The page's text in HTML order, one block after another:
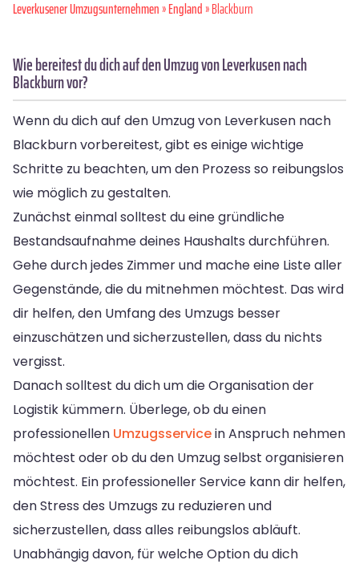
Leverkusener Umzugsunternehmen»England» Blackburn
Wie bereitest du dich auf den Umzug von Leverkusen nach
Blackburn vor?
Wenn du dich auf den Umzug von Leverkusen nach
Blackburn vorbereitest, gibt es einige wichtige
Schritte zu beachten, um den Prozess so reibungslos
wie möglich zu gestalten.
Zunächst einmal solltest du eine gründliche
Bestandsaufnahme deines Haushalts durchführen.
Gehe durch jedes Zimmer und mache eine Liste aller
Gegenstände, die du mitnehmen möchtest. Das wird
dir helfen, den Umfang des Umzugs besser
einzuschätzen und sicherzustellen, dass du nichts
vergisst.
Danach solltest du dich um die Organisation der
Logistik kümmern. Überlege, ob du einen
professionellen Umzugsservicein Anspruch nehmen
möchtest oder ob du den Umzug selbst organisieren
möchtest. Ein professioneller Service kann dir helfen,
den Stress des Umzugs zu reduzieren und
sicherzustellen, dass alles reibungslos abläuft.
Unabhängig davon, für welche Option du dich